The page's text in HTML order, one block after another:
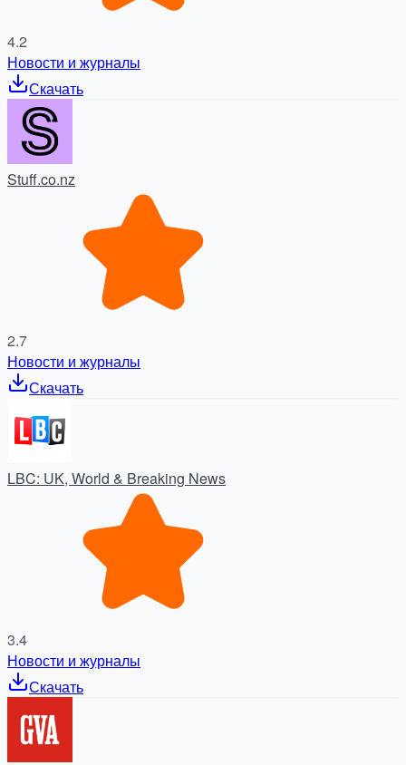
4.2
Новости и журналы
Скачать
Stuff.co.nz
2.7
Новости и журналы
Скачать
LBC: UK, World & Breaking News
3.4
Новости и журналы
Скачать